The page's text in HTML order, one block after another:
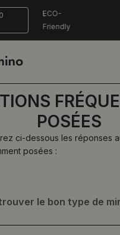
ECO-
Friendly
POSÉES
ci-dessous les réponses
posées :
le bon type de